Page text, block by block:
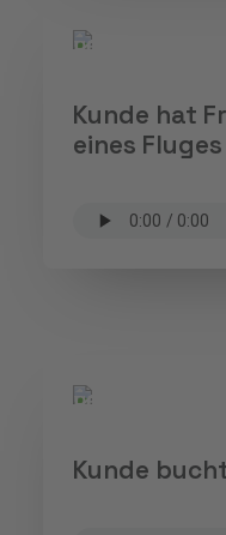
Kunde hat
eines Fluges
Kunde